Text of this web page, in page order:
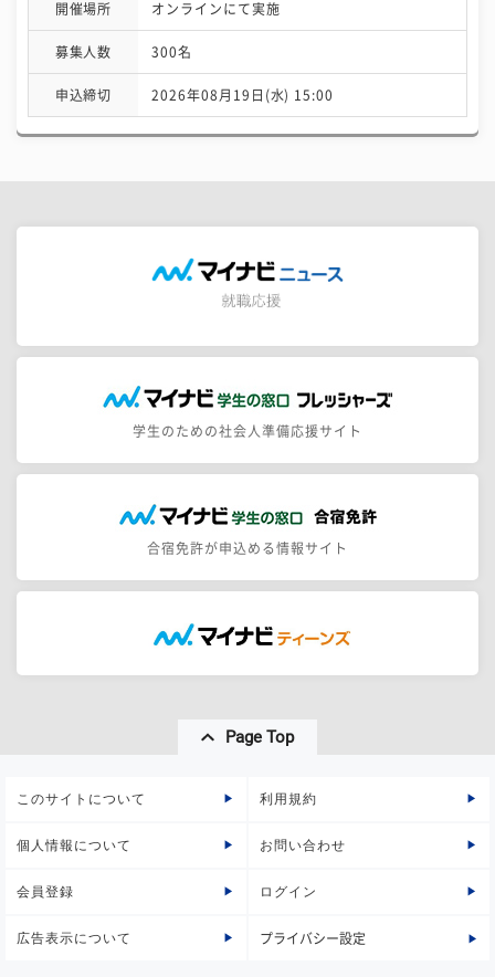
開催場所 オンラインにて実施
募集人数 300名
申込締切 2026年08月19日(水) 15:00
学生のための社会人準備応援サイト
合宿免許が申込める情報サイト
Page Top
このサイトについて 利用規約
個人情報について お問い合わせ
会員登録 ログイン
広告表示について プライバシー設定